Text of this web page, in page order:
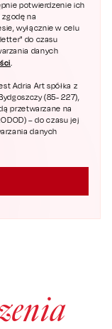
potwierdzenie ich
zgodę na
wyłącznie w celu
do czasu
danych
.
Adria Art spółka z
(85- 227),
przetwarzane na
– do czasu jej
danych